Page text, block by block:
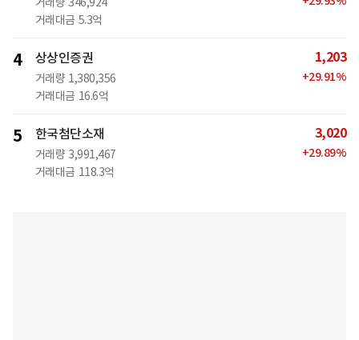
거래대금 5.3억
4 상상인증권
거래량 1,380,356
거래대금 16.6억
1,203
+29.91%
5 한국첨단소재
거래량 3,991,467
거래대금 118.3억
3,020
+29.89%